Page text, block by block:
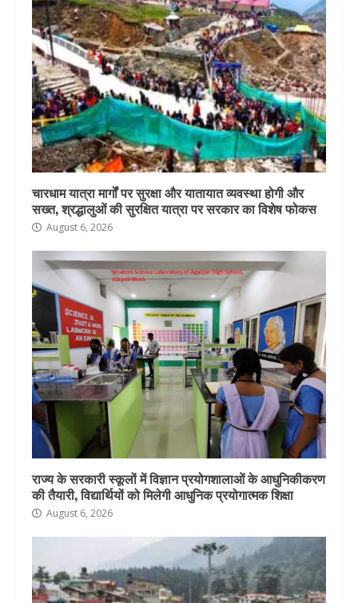
चारधाम यात्रा मार्गों पर सुरक्षा और यातायात व्यवस्था होगी और
सख्त, श्रद्धालुओं की सुरक्षित यात्रा पर सरकार का विशेष फोकस
August 6, 2026
राज्य के सरकारी स्कूलों में विज्ञान प्रयोगशालाओं के आधुनिकीकरण
की तैयारी, विद्यार्थियों को मिलेगी आधुनिक प्रयोगात्मक शिक्षा
August 6, 2026